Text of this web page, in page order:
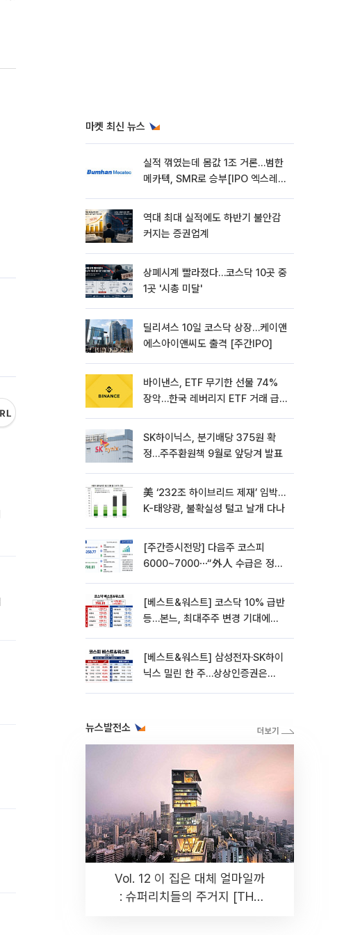
마켓 최신 뉴스
실적 꺾였는데 몸값 1조 거론…범한
메카텍, SMR로 승부[IPO 엑스레
역대 최대 실적에도 하반기 불안감
커지는 증권업계
상폐시계 빨라졌다…코스닥 10곳 중
1곳 '시총 미달'
딜리셔스 10일 코스닥 상장…케이앤
에스아이앤씨도 출격 [주간IPO]
바이낸스, ETF 무기한 선물 74%
장악…한국 레버리지 ETF 거래 급
SK하이닉스, 분기배당 375원 확
정…주주환원책 9월로 앞당겨 발표
美 ‘232조 하이브리드 제재’ 임박…
K-태양광, 불확실성 털고 날개 다나
[주간증시전망] 다음주 코스피
6000~7000⋯“外人 수급은 정책
[베스트&워스트] 코스닥 10% 급반
등…본느, 최대주주 변경 기대에
[베스트&워스트] 삼성전자·SK하이
닉스 밀린 한 주…상상인증권은
뉴스발전소
Vol. 12 이 집은 대체 얼마일까
: 슈퍼리치들의 주거지 [THE